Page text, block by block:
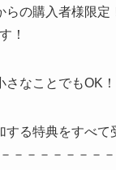
らの購入者様限
！
さなことでもOK
する特典をすべて
－－－－－－－